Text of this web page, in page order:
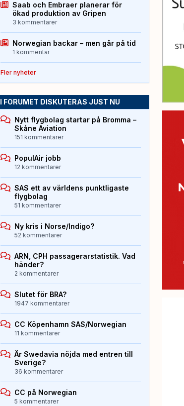
Saab och Embraer planerar för
ökad produktion av Gripen
3 kommentarer
Norwegian backar – men går på tid
1 kommentar
Fler nyheter
I FORUMET DISKUTERAS JUST NU
Nytt flygbolag startar på Bromma –
Skåne Aviation
151 kommentarer
PopulAir jobb
12 kommentarer
SAS ett av världens punktligaste
flygbolag
51 kommentarer
Ny kris i Norse/Indigo?
52 kommentarer
ARN, CPH passagerarstatistik. Vad
händer?
2 kommentarer
Slutet för BRA?
1947 kommentarer
CC Köpenhamn SAS/Norwegian
11 kommentarer
Är Swedavia nöjda med entren till
Sverige?
36 kommentarer
CC på Norwegian
5 kommentarer